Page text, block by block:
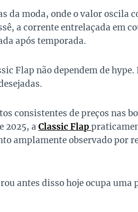
da moda, onde o valor oscila
a corrente entrelaçada em
após temporada.
Flap não dependem de
consistentes de preços nas
2025, a Classic Flap
amplamente observado por
antes disso hoje ocupa